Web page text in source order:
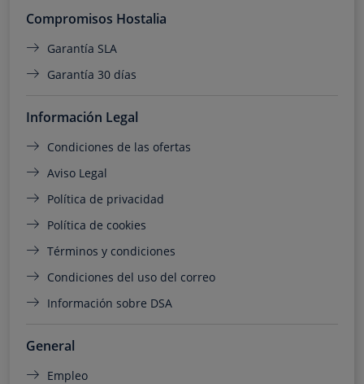
Compromisos Hostalia
Garantía SLA
Garantía 30 días
Información Legal
Condiciones de las ofertas
Aviso Legal
Política de privacidad
Política de cookies
Términos y condiciones
Condiciones del uso del correo
Información sobre DSA
General
Empleo